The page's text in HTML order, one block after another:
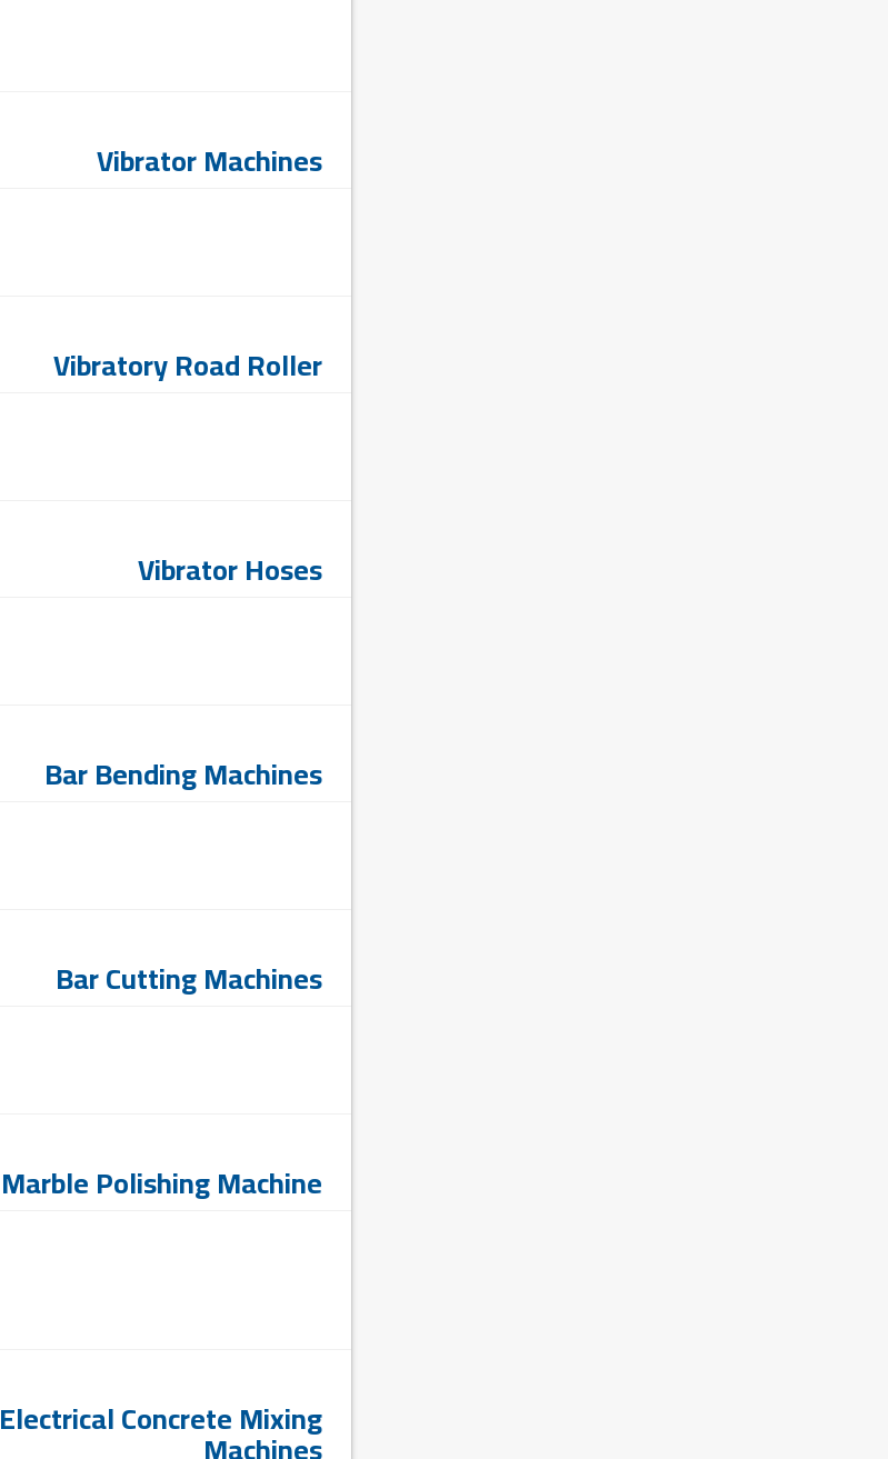
Vibrator Machines
Vibratory Road Roller
Vibrator Hoses
Bar Bending Machines
Bar Cutting Machines
Marble Polishing Machine
Electrical Concrete Mixing